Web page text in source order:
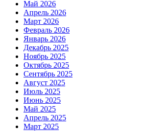
Май 2026
Апрель 2026
Март 2026
Февраль 2026
Январь 2026
Декабрь 2025
Ноябрь 2025
Октябрь 2025
Сентябрь 2025
Август 2025
Июль 2025
Июнь 2025
Май 2025
Апрель 2025
Март 2025